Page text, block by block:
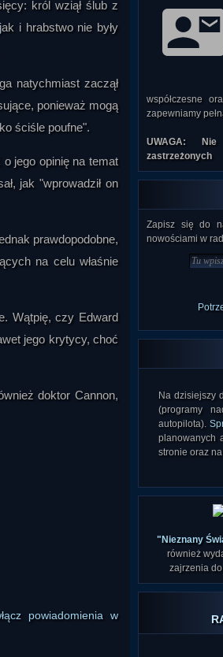
król wziął ślub z
i hrabstwo nie były
natychmiast zaczął
ponieważ mogą
ściśle poufne".
jego opinię na temat
jak "wprowadził on
prawdopodobne,
na celu właśnie
Wątpię, czy Edward
jego krytycy, choć
doktor Cannon,
powiadomienia w
współczesne
zapewniamy
UWAGA:
zastrzeżonych
Zapisz się do
nowościami w
Na dzisiejszy
(programy
autopilota).
planowanych
stronie oraz
"Nieznany
również
zajrzenia do